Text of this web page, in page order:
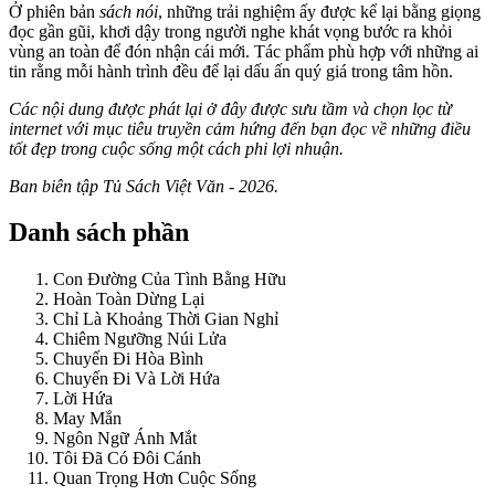
Ở phiên bản sách nói, những trải nghiệm ấy được kể lại bằng giọng
đọc gần gũi, khơi dậy trong người nghe khát vọng bước ra khỏi
vùng an toàn để đón nhận cái mới. Tác phẩm phù hợp với những ai
tin rằng mỗi hành trình đều để lại dấu ấn quý giá trong tâm hồn.
Các nội dung được phát lại ở đây được sưu tầm và chọn lọc từ
internet với mục tiêu truyền cảm hứng đến bạn đọc về những điều
tốt đẹp trong cuộc sống một cách phi lợi nhuận.
Ban biên tập Tủ Sách Việt Văn - 2026.
Danh sách phần
Con Đường Của Tình Bằng Hữu
Hoàn Toàn Dừng Lại
Chỉ Là Khoảng Thời Gian Nghỉ
Chiêm Ngưỡng Núi Lửa
Chuyến Đi Hòa Bình
Chuyến Đi Và Lời Hứa
Lời Hứa
May Mắn
Ngôn Ngữ Ánh Mắt
Tôi Đã Có Đôi Cánh
Quan Trọng Hơn Cuộc Sống